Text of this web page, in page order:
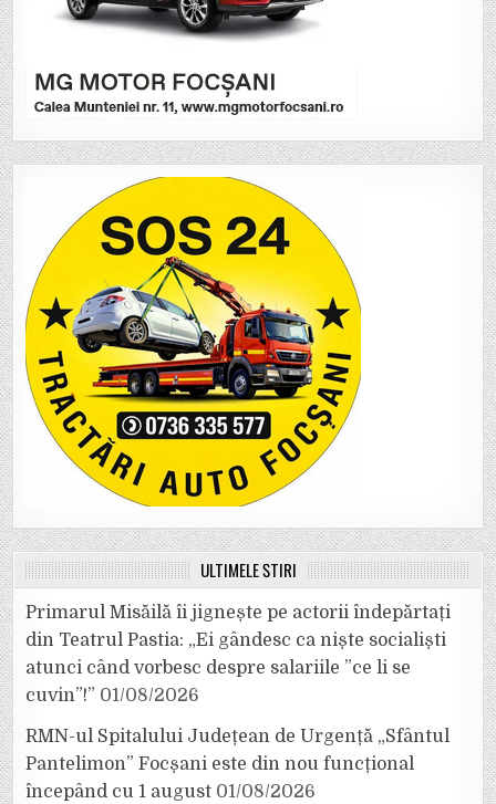
ULTIMELE ȘTIRI
Primarul Misăilă îi jignește pe actorii îndepărtați
din Teatrul Pastia: „Ei gândesc ca niște socialiști
atunci când vorbesc despre salariile ”ce li se
cuvin”!” 01/08/2026
RMN-ul Spitalului Județean de Urgență „Sfântul
Pantelimon” Focșani este din nou funcțional
începând cu 1 august 01/08/2026